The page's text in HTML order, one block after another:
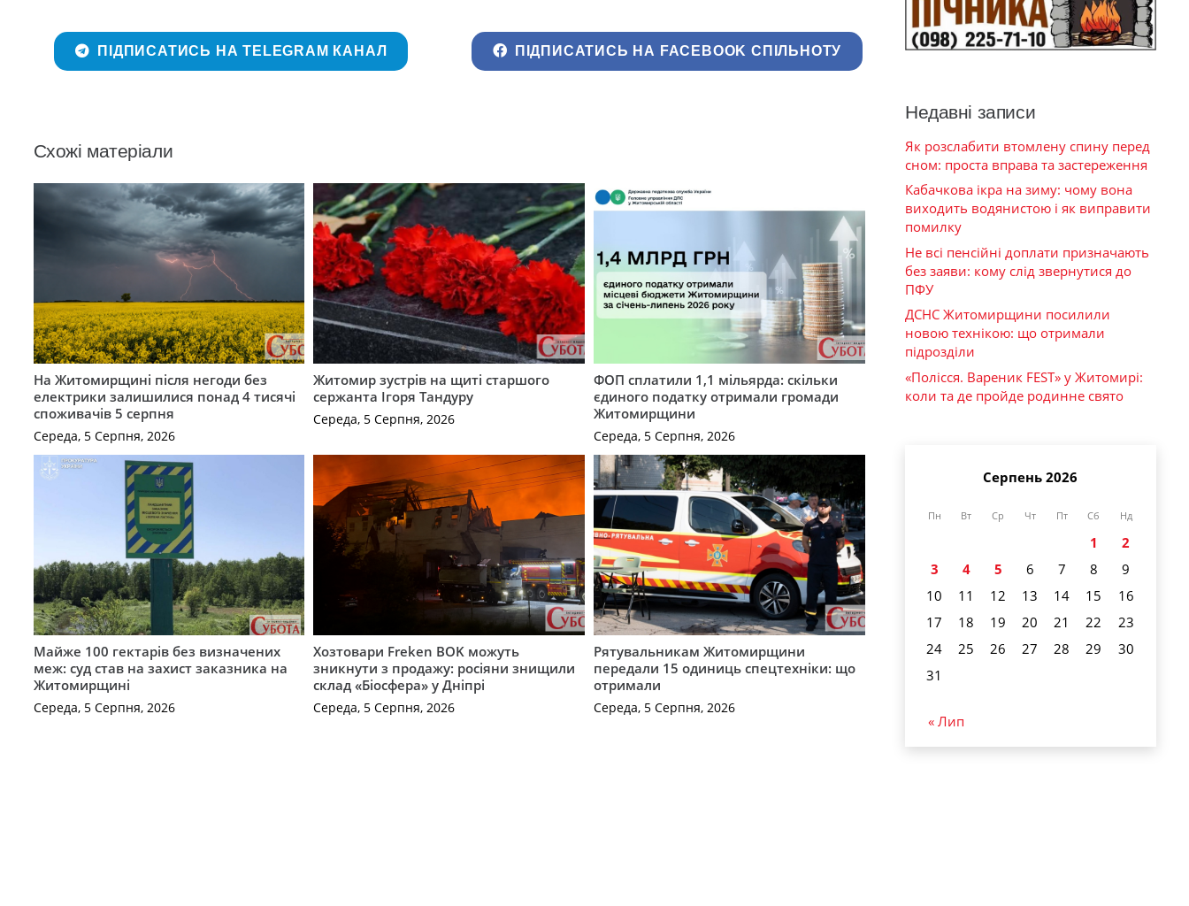
ПІДПИСАТИСЬ НА TELEGRAM КАНАЛ ПІДПИСАТИСЬ НА FACEBOOK СПІЛЬНОТУ
Схожі матеріали
На Житомирщині після негоди без
електрики залишилися понад 4 тисячі
споживачів 5 серпня
Середа, 5 Серпня, 2026
Житомир зустрів на щиті старшого
сержанта Ігоря Тандуру
Середа, 5 Серпня, 2026
ФОП сплатили 1,1 мільярда: скільки
єдиного податку отримали громади
Житомирщини
Середа, 5 Серпня, 2026
Майже 100 гектарів без визначених
меж: суд став на захист заказника на
Житомирщині
Середа, 5 Серпня, 2026
Хозтовари Freken BOK можуть
зникнути з продажу: росіяни знищили
склад «Біосфера» у Дніпрі
Середа, 5 Серпня, 2026
Рятувальникам Житомирщини
передали 15 одиниць спецтехніки: що
отримали
Середа, 5 Серпня, 2026
Недавні записи
Як розслабити втомлену спину перед
сном: проста вправа та застереження
Кабачкова ікра на зиму: чому вона
виходить водянистою і як виправити
помилку
Не всі пенсійні доплати призначають
без заяви: кому слід звернутися до
ПФУ
ДСНС Житомирщини посилили
новою технікою: що отримали
підрозділи
«Полісся. Вареник FEST» у Житомирі:
коли та де пройде родинне свято
Серпень 2026
Пн Вт Ср Чт Пт Сб Нд
1
2
3
4 5 6 7 8
9
10
11 12 13 14 15
16
17
18 19 20 21 22
23
24
25 26 27 28 29
30
31
« Лип